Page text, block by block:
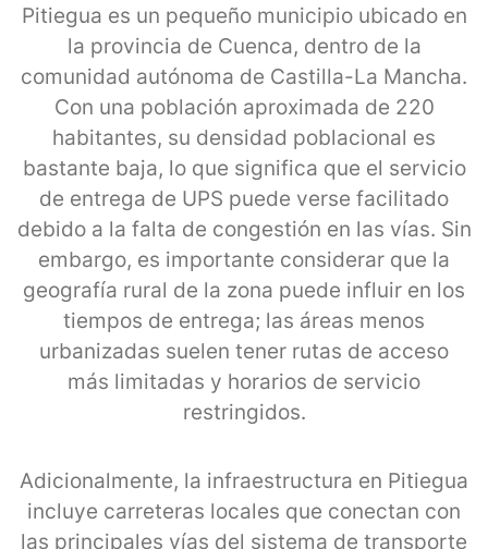
Pitiegua es un pequeño municipio ubicado en
la provincia de Cuenca, dentro de la
comunidad autónoma de Castilla-La Mancha.
Con una población aproximada de 220
habitantes, su densidad poblacional es
bastante baja, lo que significa que el servicio
de entrega de UPS puede verse facilitado
debido a la falta de congestión en las vías. Sin
embargo, es importante considerar que la
geografía rural de la zona puede influir en los
tiempos de entrega; las áreas menos
urbanizadas suelen tener rutas de acceso
más limitadas y horarios de servicio
restringidos.
Adicionalmente, la infraestructura en Pitiegua
incluye carreteras locales que conectan con
las principales vías del sistema de transporte